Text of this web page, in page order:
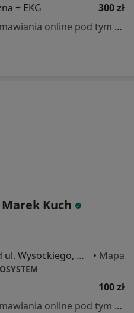
+ EKG
300 zł
Specjalista nie oferuje umawiania online pod tym adresem.
Kuch
Palestyńska 8 wejście od ul. Wysockiego, Warszawa • Mapa
100 zł
Specjalista nie oferuje umawiania online pod tym adresem.